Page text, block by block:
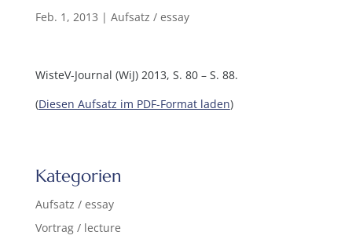
Feb. 1, 2013 | Aufsatz / essay
WisteV-Journal (WiJ) 2013, S. 80 – S. 88.
(Diesen Aufsatz im PDF-Format laden)
Kategorien
Aufsatz / essay
Vortrag / lecture